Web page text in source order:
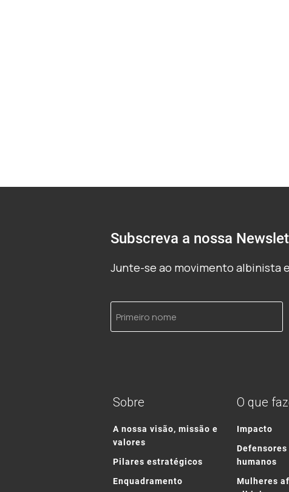
Subscreva a nossa
Junte-se ao movimento albinista
Primeiro
nome
Sobre
A nossa visão, missão e
valores
Pilares estratégicos
Enquadramento
O que
Impacto
humanos
Mulheres